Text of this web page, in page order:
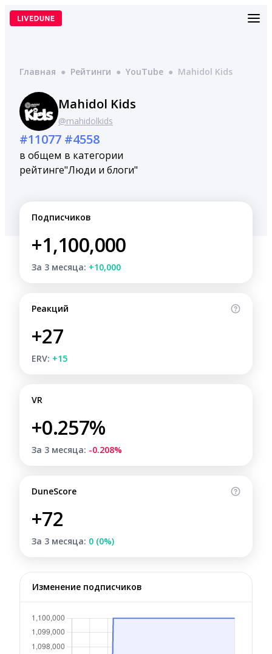
Перейти
Главная ● Рейтинги ● YouTube ● Mahidol Kids
Mahidol Kids
@mahidolkids
#11077
в общем
рейтинге
#4558
в категории
"Люди и блоги"
Подписчиков
+1,100,000
За 3 месяца: +10,000
Реакций
+27
ERV: +15
VR
+0.257%
За 3 месяца: -0.208%
DuneScore
+72
За 3 месяца: 0 (0%)
Изменение подписчиков